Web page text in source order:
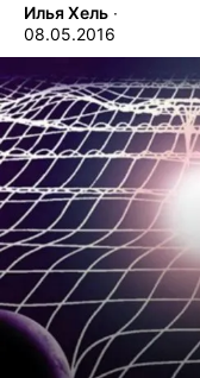
Илья Хель ∙
08.05.2016